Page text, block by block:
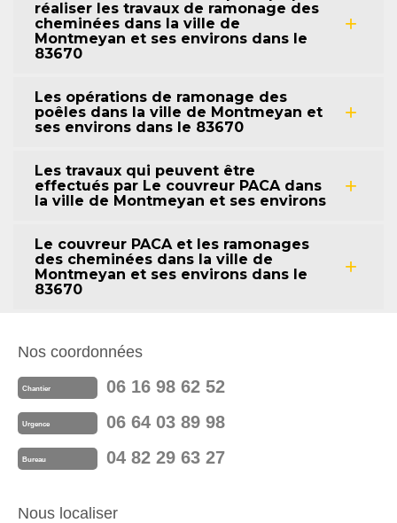
réaliser les travaux de ramonage des
cheminées dans la ville de
Montmeyan et ses environs dans le
83670
Les opérations de ramonage des
poêles dans la ville de Montmeyan et
ses environs dans le 83670
Les travaux qui peuvent être
effectués par Le couvreur PACA dans
la ville de Montmeyan et ses environs
Le couvreur PACA et les ramonages
des cheminées dans la ville de
Montmeyan et ses environs dans le
83670
Nos coordonnées
Chantier 06 16 98 62 52
Urgence 06 64 03 89 98
Bureau 04 82 29 63 27
Nous localiser